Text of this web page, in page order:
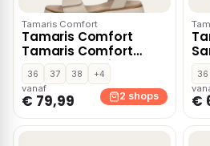
Tamaris Comfort
Tamaris Comfort
Tamaris Comfort
sandalen – Wit
36 37 38
+4
vanaf
€ 79,99 2 shops
36
€